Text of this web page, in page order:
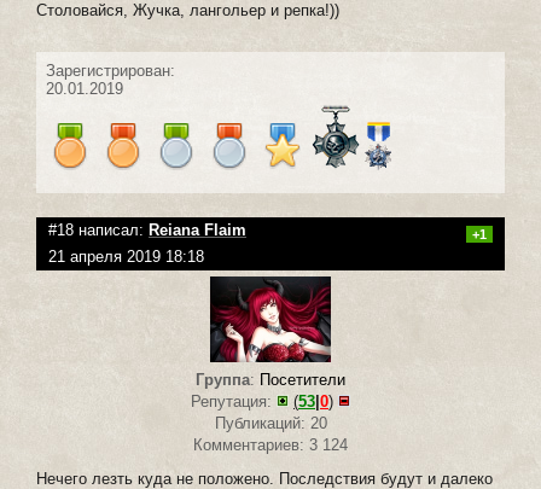
Столовайся, Жучка, лангольер и репка!))
Зарегистрирован:
20.01.2019
#18 написал: Reiana Flaim +1
21 апреля 2019 18:18
Группа: Посетители
Репутация:
(53|0)
Публикаций: 20
Комментариев: 3 124
Нечего лезть куда не положено. Последствия будут и далеко